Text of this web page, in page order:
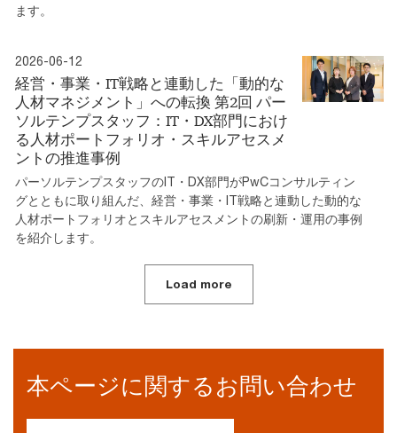
ます。
2026-06-12
経営・事業・IT戦略と連動した「動的な
人材マネジメント」への転換 第2回 パー
ソルテンプスタッフ：IT・DX部門におけ
る人材ポートフォリオ・スキルアセスメ
ントの推進事例
パーソルテンプスタッフのIT・DX部門がPwCコンサルティン
グとともに取り組んだ、経営・事業・IT戦略と連動した動的な
人材ポートフォリオとスキルアセスメントの刷新・運用の事例
を紹介します。
Load more
本ページに関するお問い合わせ